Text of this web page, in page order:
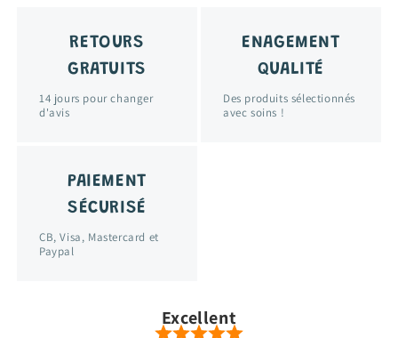
RETOURS
GRATUITS
14 jours pour changer
d'avis
ENAGEMENT
QUALITÉ
Des produits sélectionnés
avec soins !
PAIEMENT
SÉCURISÉ
CB, Visa, Mastercard et
Paypal
Excellent